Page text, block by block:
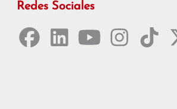
Redes Sociales